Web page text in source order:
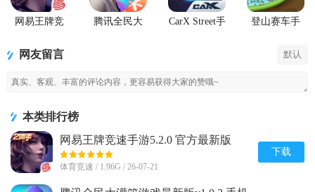
网易王牌竞
腾讯全民大
CarX Street手
登山赛车手
网友留言 默认
本类排行榜
网易王牌竞速手游5.2.0 官方最新版
体育竞速 / 1.96G / 26-07-21
下载